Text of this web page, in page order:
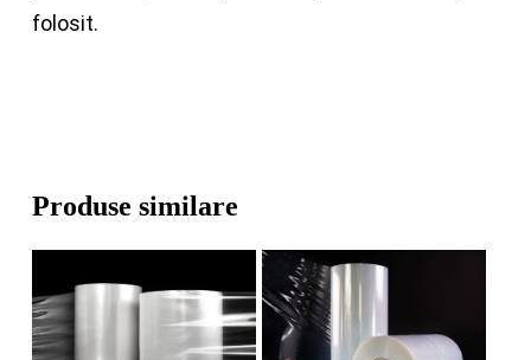
folosit.
Produse similare